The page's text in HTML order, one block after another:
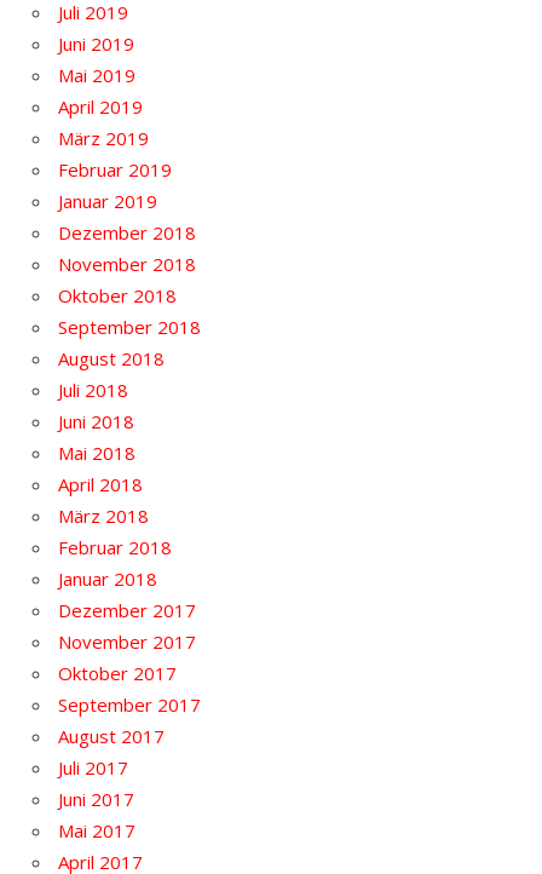
Juli 2019
Juni 2019
Mai 2019
April 2019
März 2019
Februar 2019
Januar 2019
Dezember 2018
November 2018
Oktober 2018
September 2018
August 2018
Juli 2018
Juni 2018
Mai 2018
April 2018
März 2018
Februar 2018
Januar 2018
Dezember 2017
November 2017
Oktober 2017
September 2017
August 2017
Juli 2017
Juni 2017
Mai 2017
April 2017